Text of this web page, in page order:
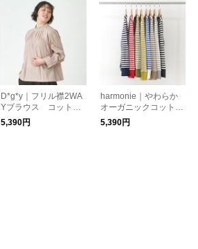
D*g*y｜フリル襟2WA
Yブラウス コットン
ローン D8387
5,390円
harmonie｜やわらか
オーガニックコットン
100％ 長袖シャツ ボ
ーダー
5,390円